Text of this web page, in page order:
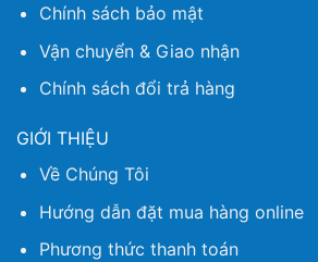
Chính sách bảo mật
Vận chuyển & Giao nhận
Chính sách đổi trả hàng
GIỚI THIỆU
Về Chúng Tôi
Hướng dẫn đặt mua hàng online
Phương thức thanh toán